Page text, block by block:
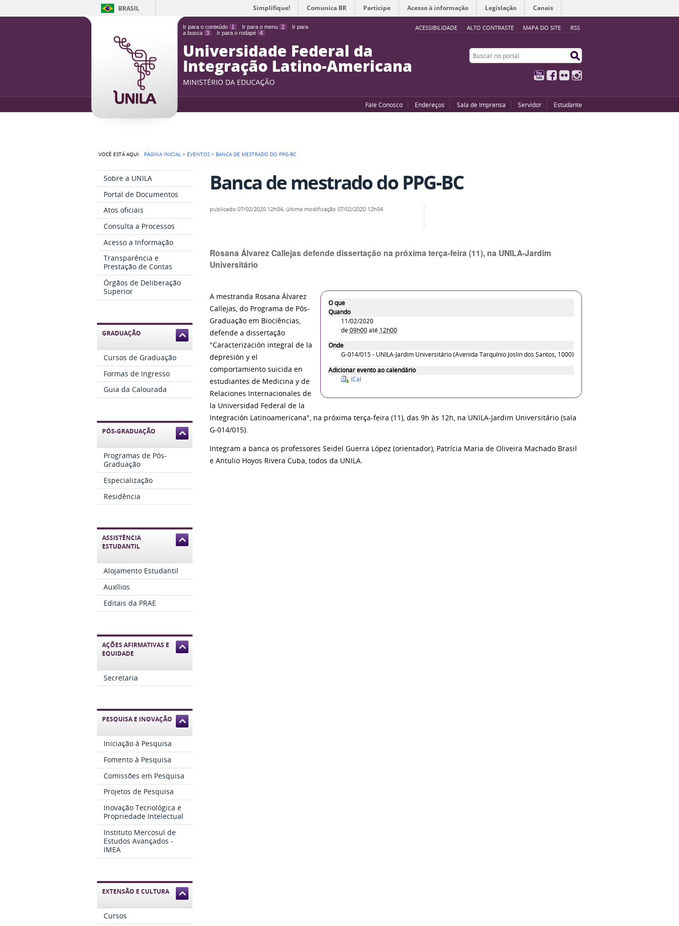
Ir para o conteúdo 1 Ir para o menu 2
Ir para
a busca 3 Ir para o rodapé 4
ACESSIBILIDADE ALTO CONTRASTE MAPA DO SITE RSS
BRASIL Simplifique! Comunica BR Participe Acesso à informação Legislação Canais
Universidade Federal da
Integração Latino-Americana
MINISTÉRIO DA EDUCAÇÃO
Buscar no portal
YouTubeFacebook
Flickr
Fale Conosco Endereços Sala de Imprensa Servidor Estudante
VOCÊ ESTÁ AQUI: PÁGINA INICIAL > EVENTOS > BANCA DE MESTRADO DO PPG-BC
Sobre a UNILA
Portal de Documentos
Atos oficiais
Consulta a Processos
Acesso a Informação
Transparência e
Prestação de Contas
Órgãos de Deliberação
Superior
GRADUAÇÃO
Cursos de Graduação
Formas de Ingresso
Guia da Calourada
PÓS-GRADUAÇÃO
Programas de Pós-
Graduação
Especialização
Residência
ASSISTÊNCIA
ESTUDANTIL
Alojamento Estudantil
Auxílios
Editais da PRAE
AÇÕES AFIRMATIVAS E
EQUIDADE
Secretaria
PESQUISA E INOVAÇÃO
Iniciação à Pesquisa
Fomento à Pesquisa
Comissões em Pesquisa
Projetos de Pesquisa
Inovação Tecnológica e
Propriedade Intelectual
Instituto Mercosul de
Estudos Avançados -
IMEA
EXTENSÃO E CULTURA
Cursos
Banca de mestrado do PPG-BC
publicado 07/02/2020 12h04, última modificação 07/02/2020 12h04
Rosana Álvarez Callejas defende dissertação na próxima terça-feira (11), na UNILA-Jardim
Universitário
O que
Quando
11/02/2020
de09h00até 12h00
Onde
G-014/015 - UNILA-Jardim Universitário (Avenida Tarquínio Joslin dos Santos, 1000)
Adicionar evento ao calendário
iCal
A mestranda Rosana Álvarez
Callejas, do Programa de Pós-
Graduação em Biociências,
defende a dissertação
"Caracterización integral de la
depresión y el
comportamiento suicida en
estudiantes de Medicina y de
Relaciones Internacionales de
la Universidad Federal de la
Integración Latinoamericana", na próxima terça-feira (11), das 9h às 12h, na UNILA-Jardim Universitário (sala
G-014/015).
Integram a banca os professoresSeidel Guerra López (orientador), Patrícia Maria de Oliveira Machado Brasil
e Antulio Hoyos Rivera Cuba, todos da UNILA.